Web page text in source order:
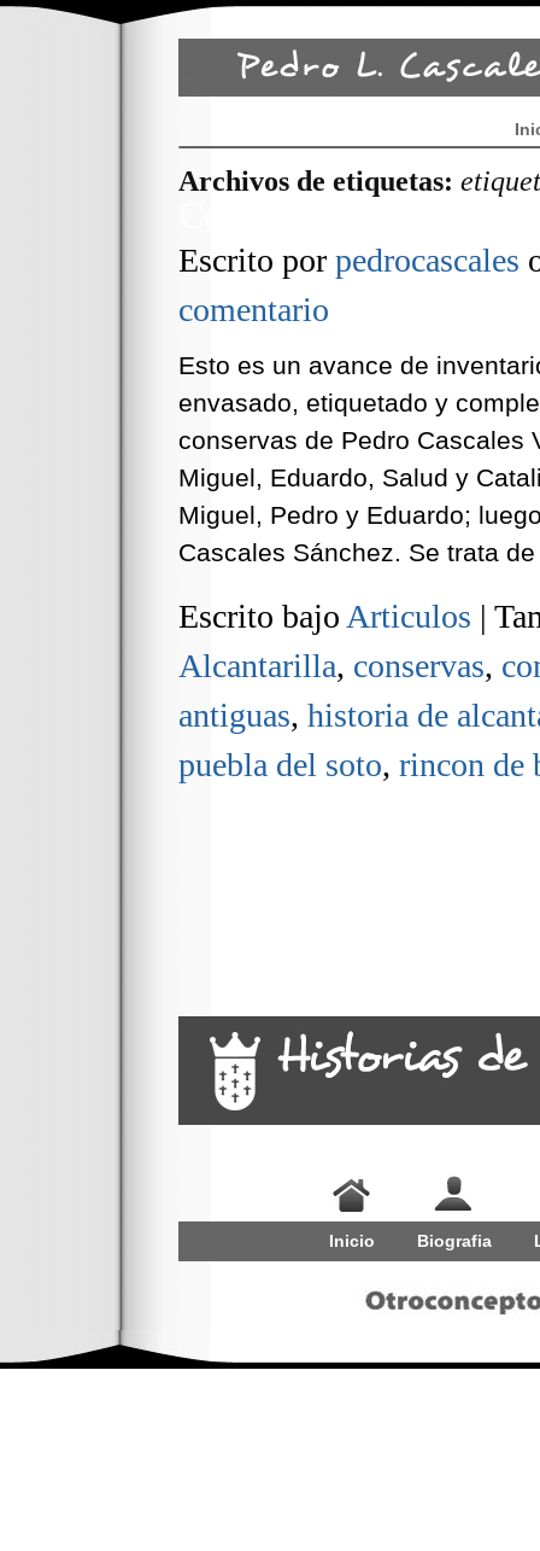
Archivos de etiquetas:
Escrito por pedrocascales
comentario
Esto es un avance de
envasado, etiquetado y
conservas de Pedro Cascales
Miguel, Eduardo, Salud y
Miguel, Pedro y Eduardo;
Cascales Sánchez. Se trata
Escrito bajo Articulos |
Alcantarilla, conservas,
antiguas, historia de
puebla del soto, rincon de
Inicio Biografia